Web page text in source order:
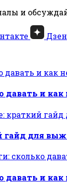
и
Дзен
и как
гайд для
и как